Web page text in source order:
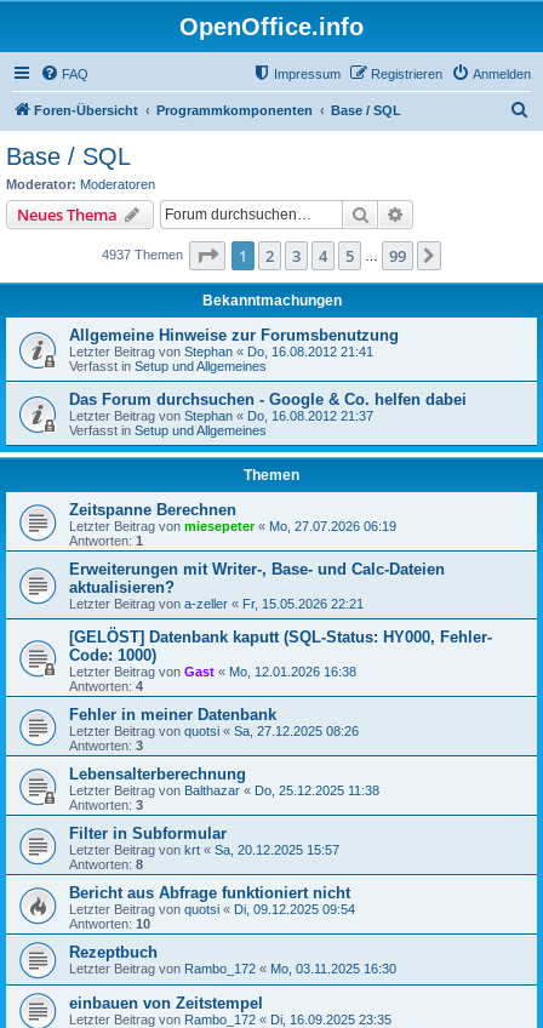
OpenOffice.info
FAQ Anmelden
Registrieren
Impressum
Foren-Übersicht Programmkomponenten Base / SQL
Base / SQL
Moderator: Moderatoren
Neues Thema Suche
4937 Themen Seite 1von 99
1 2 3 4 5 99
Bekanntmachungen
Allgemeine Hinweise zur Forumsbenutzung
Letzter Beitrag von Stephan « Do, 16.08.2012 21:41
Verfasst in Setup und Allgemeines
Das Forum durchsuchen - Google & Co. helfen dabei
Letzter Beitrag von Stephan « Do, 16.08.2012 21:37
Verfasst in Setup und Allgemeines
Themen
Zeitspanne Berechnen
Letzter Beitrag von miesepeter« Mo, 27.07.2026 06:19
Antworten: 1
Erweiterungen mit Writer-, Base- und Calc-Dateien
aktualisieren?
Letzter Beitrag von a-zeller « Fr, 15.05.2026 22:21
[GELÖST] Datenbank kaputt (SQL-Status: HY000, Fehler-
Code: 1000)
Letzter Beitrag von Gast « Mo, 12.01.2026 16:38
Antworten: 4
Fehler in meiner Datenbank
Letzter Beitrag von quotsi « Sa, 27.12.2025 08:26
Antworten: 3
Lebensalterberechnung
Letzter Beitrag von Balthazar « Do, 25.12.2025 11:38
Antworten: 3
Filter in Subformular
Letzter Beitrag von krt « Sa, 20.12.2025 15:57
Antworten: 8
Bericht aus Abfrage funktioniert nicht
Letzter Beitrag von quotsi « Di, 09.12.2025 09:54
Antworten: 10
Rezeptbuch
Letzter Beitrag von Rambo_172 « Mo, 03.11.2025 16:30
einbauen von Zeitstempel
Letzter Beitrag von Rambo_172 « Di, 16.09.2025 23:35